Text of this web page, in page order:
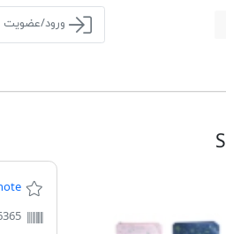
ورود/عضویت